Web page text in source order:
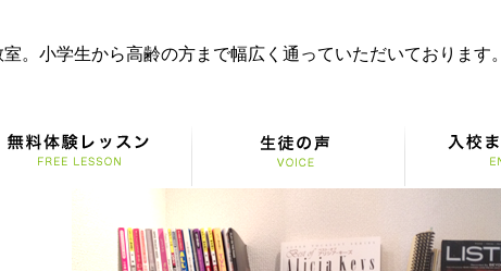
。小学生から高齢の方まで幅広く通っていただいております。